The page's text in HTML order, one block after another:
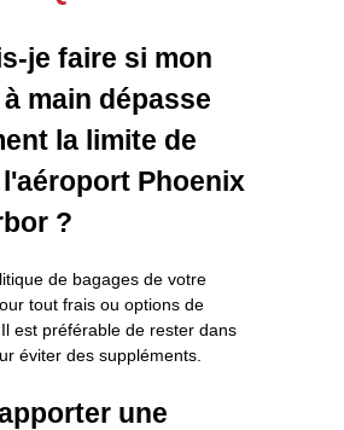
je faire si mon
main dépasse
la limite de
Phoenix
?
de bagages de votre
tout frais ou options de
est préférable de rester dans
éviter des suppléments.
une